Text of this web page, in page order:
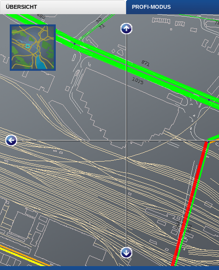
ÜBERSICHT PROFI-MODUS